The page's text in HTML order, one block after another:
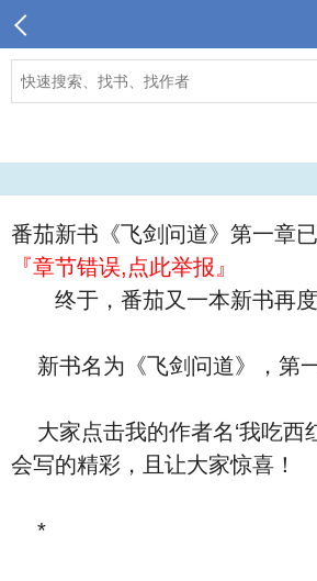
番茄新书《飞剑问道》第一章已
『章节错误,点此举报』
终于，番茄又一本新书再度
新书名为《飞剑问道》，第一
大家点击我的作者名‘我吃西
会写的精彩，且让大家惊喜！
*